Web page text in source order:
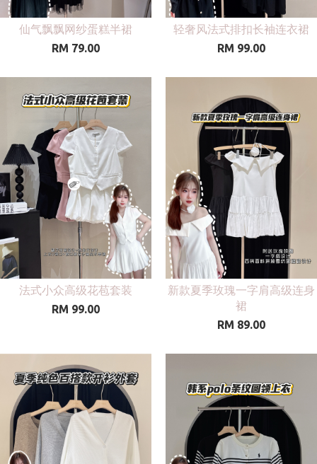
仙气飘飘网纱蛋糕半裙
RM 79.00
轻奢风法式排扣长袖连衣裙
RM 99.00
法式小众高级花苞套装
RM 99.00
新款夏季玫瑰一字肩高级连身
裙
RM 89.00